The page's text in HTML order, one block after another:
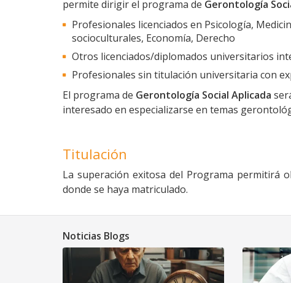
permite dirigir el programa de Gerontología
Profesionales licenciados en Psicología,
socioculturales, Economía, Derecho
Otros licenciados/diplomados universitarios
Profesionales sin titulación universitaria con
El programa de Gerontología Social Aplicada
interesado en especializarse en temas
Titulación
La superación exitosa del Programa permitirá
donde se haya matriculado.
Noticias Blogs